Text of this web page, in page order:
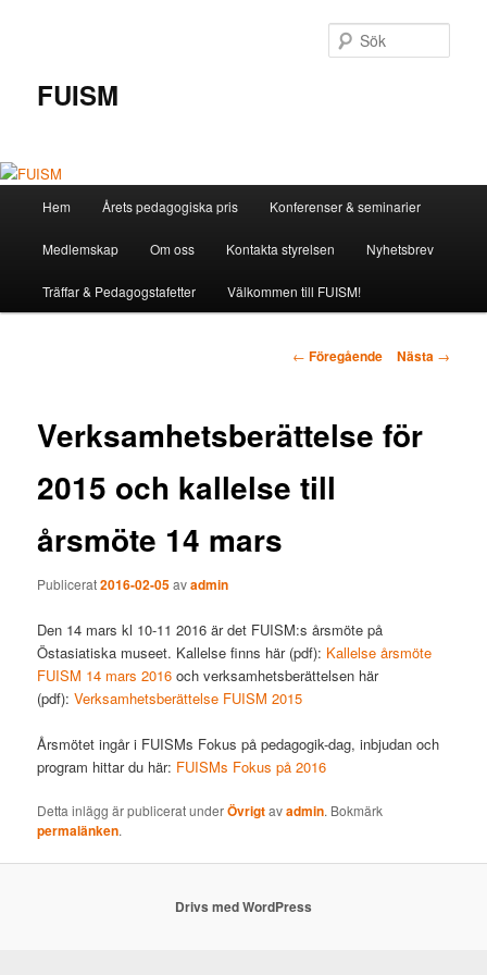
FUISM
Hem Årets pedagogiska pris Konferenser & seminarier
Medlemskap Om oss Kontakta styrelsen Nyhetsbrev
Träffar & Pedagogstafetter Välkommen till FUISM!
Inläggsnavigering
← Föregående Nästa →
Verksamhetsberättelse för
2015 och kallelse till
årsmöte 14 mars
Publicerat2016-02-05avadmin
Den 14 mars kl 10-11 2016 är det FUISM:s årsmöte på
Östasiatiska museet. Kallelse finns här (pdf): Kallelse årsmöte
FUISM 14 mars 2016 och verksamhetsberättelsen här
(pdf):Verksamhetsberättelse FUISM 2015
Årsmötet ingår i FUISMs Fokus på pedagogik-dag, inbjudan och
program hittar du här: FUISMs Fokus på 2016
Detta inlägg är publicerat underÖvrigtavadmin. Bokmärk
permalänken.
Drivs med WordPress